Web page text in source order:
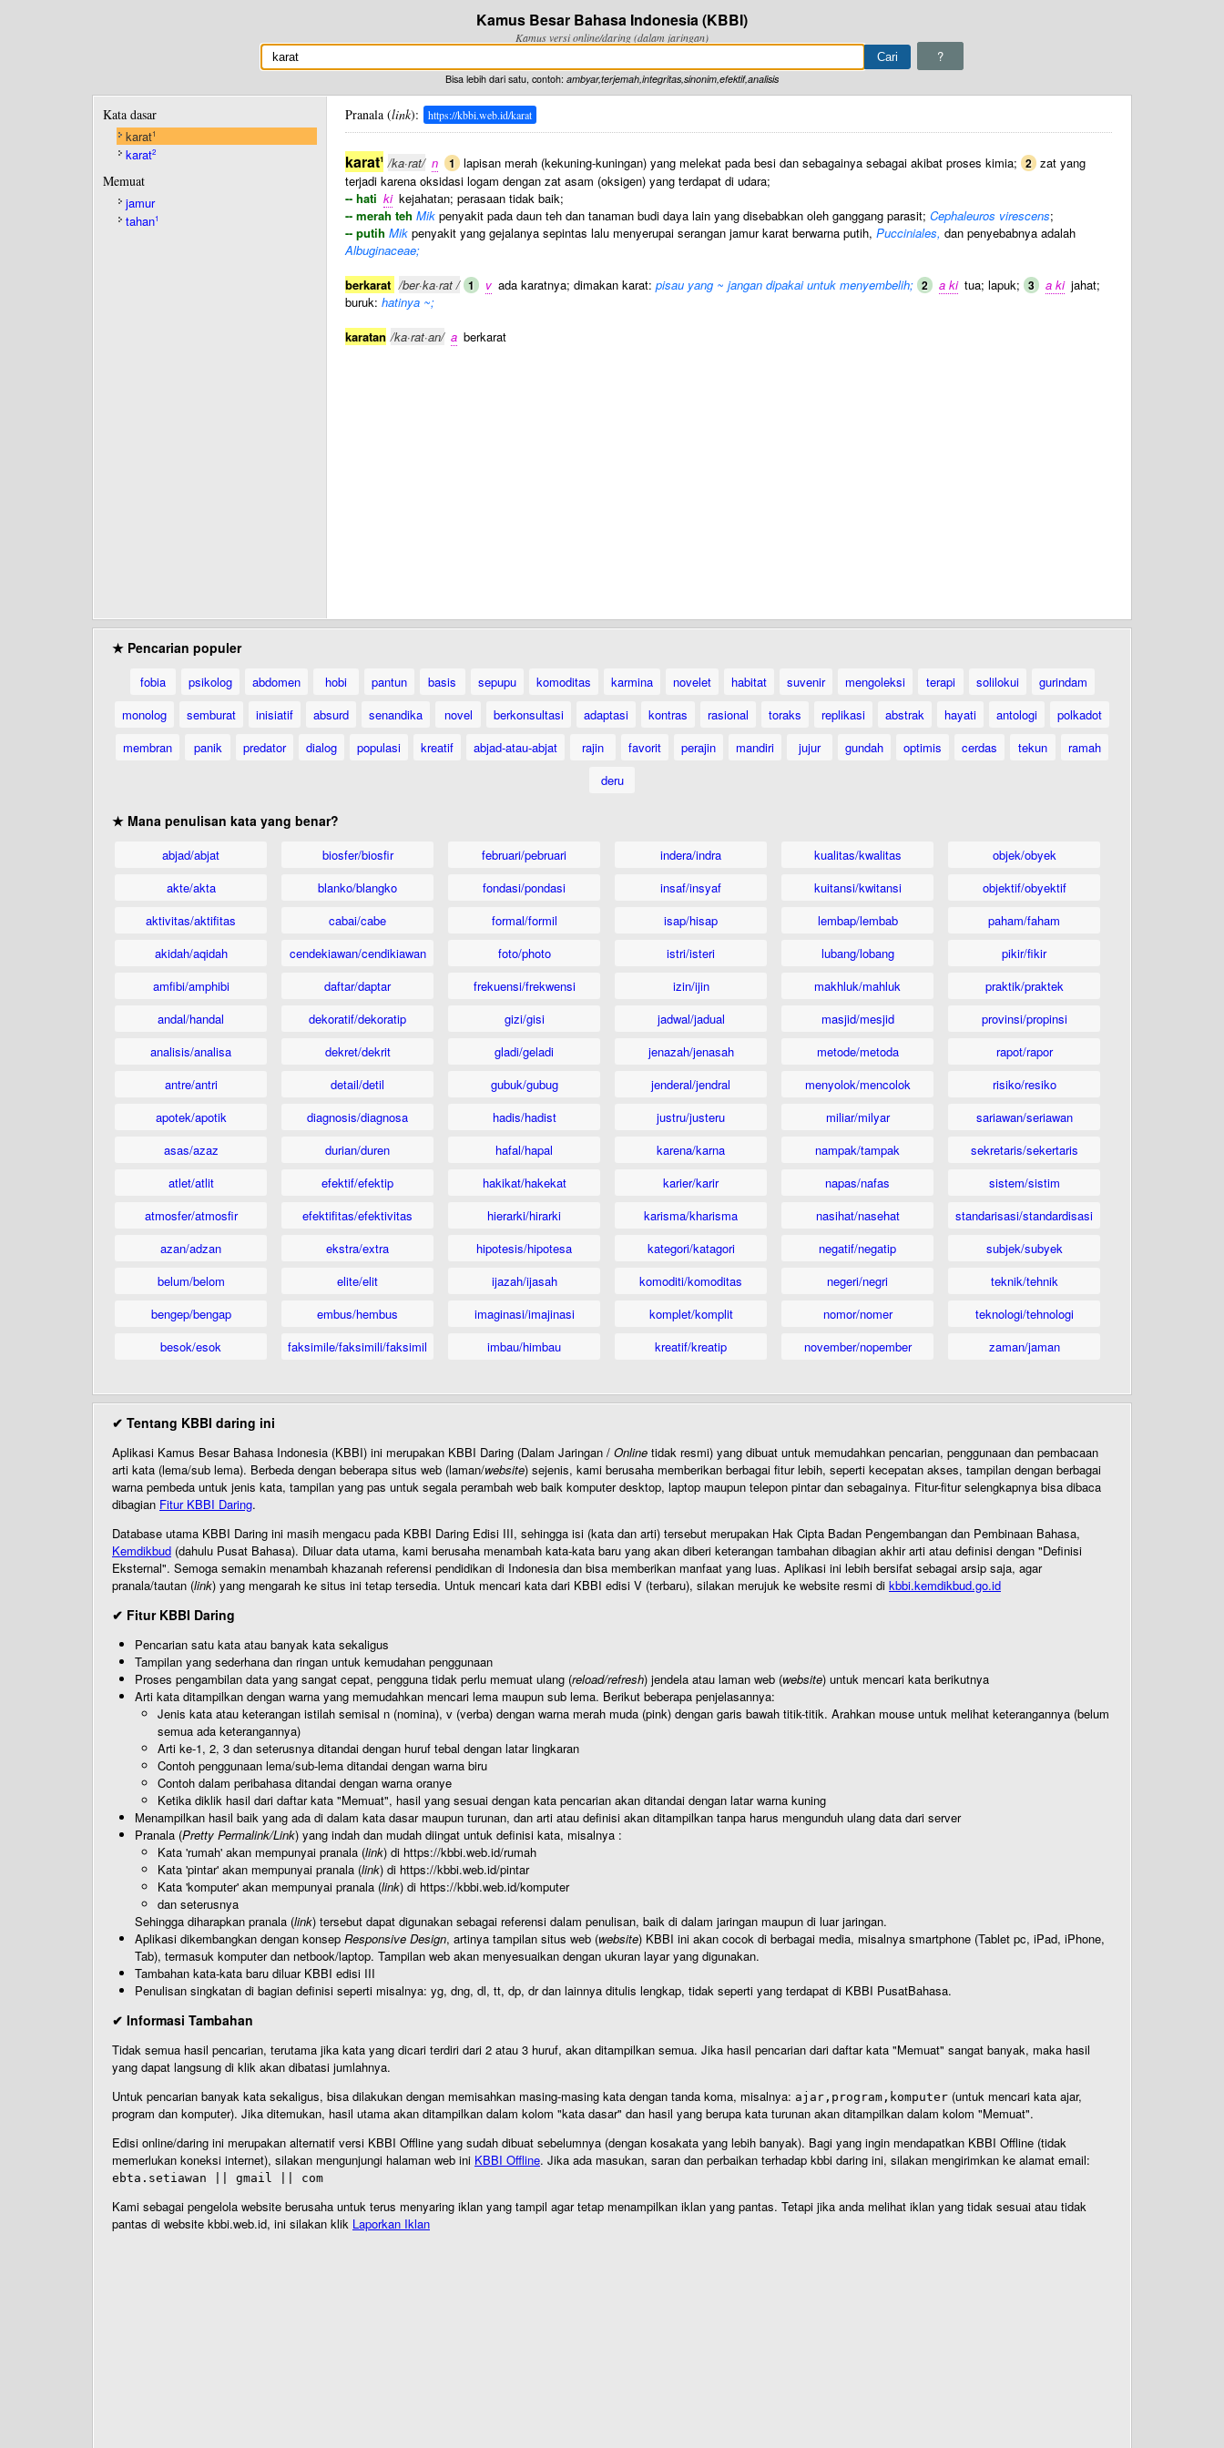
Kamus Besar Bahasa Indonesia (KBBI)
Kamus versi online/daring (dalam jaringan)
?
Bisa lebih dari satu, contoh: ambyar,terjemah,integritas,sinonim,efektif,analisis
Kata dasar
karat1
karat2
Memuat
jamur
tahan1
Pranala (link): https://kbbi.web.id/karat
karat1 /ka·rat/ n 1 lapisan merah (kekuning-kuningan) yang melekat pada besi dan sebagainya sebagai akibat proses kimia; 2 zat yang
terjadi karena oksidasi logam dengan zat asam (oksigen) yang terdapat di udara;
-- hati ki kejahatan; perasaan tidak baik;
-- merah teh Mik penyakit pada daun teh dan tanaman budi daya lain yang disebabkan oleh ganggang parasit; Cephaleuros virescens;
-- putih Mik penyakit yang gejalanya sepintas lalu menyerupai serangan jamur karat berwarna putih, Pucciniales, dan penyebabnya adalah
Albuginaceae;
berkarat /ber·ka·rat / 1 v ada karatnya; dimakan karat: pisau yang ~ jangan dipakai untuk menyembelih; 2 a ki tua; lapuk; 3 a ki jahat;
buruk: hatinya ~;
karatan /ka·rat·an/ a berkarat
★ Pencarian populer
fobia psikolog abdomen hobi pantun basis sepupu komoditas karmina novelet habitat suvenir mengoleksi terapi solilokui
gurindam
monolog
semburat inisiatif absurd senandika novel berkonsultasi adaptasi kontras rasional toraks replikasi abstrak hayati antologi
polkadot
membran
panik predator dialog populasi kreatif abjad-atau-abjat rajin favorit perajin mandiri jujur gundah optimis cerdas tekun
ramah
deru
★ Mana penulisan kata yang benar?
abjad/abjat
akte/akta
aktivitas/aktifitas
akidah/aqidah
amfibi/amphibi
andal/handal
analisis/analisa
antre/antri
apotek/apotik
asas/azaz
atlet/atlit
atmosfer/atmosfir
azan/adzan
belum/belom
bengep/bengap
besok/esok
biosfer/biosfir
blanko/blangko
cabai/cabe
cendekiawan/cendikiawan
daftar/daptar
dekoratif/dekoratip
dekret/dekrit
detail/detil
diagnosis/diagnosa
durian/duren
efektif/efektip
efektifitas/efektivitas
ekstra/extra
elite/elit
embus/hembus
faksimile/faksimili/faksimil
februari/pebruari
fondasi/pondasi
formal/formil
foto/photo
frekuensi/frekwensi
gizi/gisi
gladi/geladi
gubuk/gubug
hadis/hadist
hafal/hapal
hakikat/hakekat
hierarki/hirarki
hipotesis/hipotesa
ijazah/ijasah
imaginasi/imajinasi
imbau/himbau
indera/indra
insaf/insyaf
isap/hisap
istri/isteri
izin/ijin
jadwal/jadual
jenazah/jenasah
jenderal/jendral
justru/justeru
karena/karna
karier/karir
karisma/kharisma
kategori/katagori
komoditi/komoditas
komplet/komplit
kreatif/kreatip
kualitas/kwalitas
kuitansi/kwitansi
lembap/lembab
lubang/lobang
makhluk/mahluk
masjid/mesjid
metode/metoda
menyolok/mencolok
miliar/milyar
nampak/tampak
napas/nafas
nasihat/nasehat
negatif/negatip
negeri/negri
nomor/nomer
november/nopember
objek/obyek
objektif/obyektif
paham/faham
pikir/fikir
praktik/praktek
provinsi/propinsi
rapot/rapor
risiko/resiko
sariawan/seriawan
sekretaris/sekertaris
sistem/sistim
standarisasi/standardisasi
subjek/subyek
teknik/tehnik
teknologi/tehnologi
zaman/jaman
✔ Tentang KBBI daring ini
Aplikasi Kamus Besar Bahasa Indonesia (KBBI) ini merupakan KBBI Daring (Dalam Jaringan / Online tidak resmi) yang dibuat untuk memudahkan pencarian, penggunaan dan pembacaan
arti kata (lema/sub lema). Berbeda dengan beberapa situs web (laman/website) sejenis, kami berusaha memberikan berbagai fitur lebih, seperti kecepatan akses, tampilan dengan berbagai
warna pembeda untuk jenis kata, tampilan yang pas untuk segala perambah web baik komputer desktop, laptop maupun telepon pintar dan sebagainya. Fitur-fitur selengkapnya bisa dibaca
dibagian Fitur KBBI Daring.
Database utama KBBI Daring ini masih mengacu pada KBBI Daring Edisi III, sehingga isi (kata dan arti) tersebut merupakan Hak Cipta Badan Pengembangan dan Pembinaan Bahasa,
Kemdikbud (dahulu Pusat Bahasa). Diluar data utama, kami berusaha menambah kata-kata baru yang akan diberi keterangan tambahan dibagian akhir arti atau definisi dengan "Definisi
Eksternal". Semoga semakin menambah khazanah referensi pendidikan di Indonesia dan bisa memberikan manfaat yang luas. Aplikasi ini lebih bersifat sebagai arsip saja, agar
pranala/tautan (link) yang mengarah ke situs ini tetap tersedia. Untuk mencari kata dari KBBI edisi V (terbaru), silakan merujuk ke website resmi di kbbi.kemdikbud.go.id
✔ Fitur KBBI Daring
Pencarian satu kata atau banyak kata sekaligus
Tampilan yang sederhana dan ringan untuk kemudahan penggunaan
Proses pengambilan data yang sangat cepat, pengguna tidak perlu memuat ulang (reload/refresh) jendela atau laman web (website) untuk mencari kata berikutnya
Arti kata ditampilkan dengan warna yang memudahkan mencari lema maupun sub lema. Berikut beberapa penjelasannya:
Jenis kata atau keterangan istilah semisal n (nomina), v (verba) dengan warna merah muda (pink) dengan garis bawah titik-titik. Arahkan mouse untuk melihat keterangannya (belum
semua ada keterangannya)
Arti ke-1, 2, 3 dan seterusnya ditandai dengan huruf tebal dengan latar lingkaran
Contoh penggunaan lema/sub-lema ditandai dengan warna biru
Contoh dalam peribahasa ditandai dengan warna oranye
Ketika diklik hasil dari daftar kata "Memuat", hasil yang sesuai dengan kata pencarian akan ditandai dengan latar warna kuning
Menampilkan hasil baik yang ada di dalam kata dasar maupun turunan, dan arti atau definisi akan ditampilkan tanpa harus mengunduh ulang data dari server
Pranala (Pretty Permalink/Link) yang indah dan mudah diingat untuk definisi kata, misalnya :
Kata 'rumah' akan mempunyai pranala (link) di https://kbbi.web.id/rumah
Kata 'pintar' akan mempunyai pranala (link) di https://kbbi.web.id/pintar
Kata 'komputer' akan mempunyai pranala (link) di https://kbbi.web.id/komputer
dan seterusnya
Sehingga diharapkan pranala (link) tersebut dapat digunakan sebagai referensi dalam penulisan, baik di dalam jaringan maupun di luar jaringan.
Aplikasi dikembangkan dengan konsep Responsive Design, artinya tampilan situs web (website) KBBI ini akan cocok di berbagai media, misalnya smartphone (Tablet pc, iPad, iPhone,
Tab), termasuk komputer dan netbook/laptop. Tampilan web akan menyesuaikan dengan ukuran layar yang digunakan.
Tambahan kata-kata baru diluar KBBI edisi III
Penulisan singkatan di bagian definisi seperti misalnya: yg, dng, dl, tt, dp, dr dan lainnya ditulis lengkap, tidak seperti yang terdapat di KBBI PusatBahasa.
✔ Informasi Tambahan
Tidak semua hasil pencarian, terutama jika kata yang dicari terdiri dari 2 atau 3 huruf, akan ditampilkan semua. Jika hasil pencarian dari daftar kata "Memuat" sangat banyak, maka hasil
yang dapat langsung di klik akan dibatasi jumlahnya.
Untuk pencarian banyak kata sekaligus, bisa dilakukan dengan memisahkan masing-masing kata dengan tanda koma, misalnya: ajar,program,komputer (untuk mencari kata ajar,
program dan komputer). Jika ditemukan, hasil utama akan ditampilkan dalam kolom "kata dasar" dan hasil yang berupa kata turunan akan ditampilkan dalam kolom "Memuat".
Edisi online/daring ini merupakan alternatif versi KBBI Offline yang sudah dibuat sebelumnya (dengan kosakata yang lebih banyak). Bagi yang ingin mendapatkan KBBI Offline (tidak
memerlukan koneksi internet), silakan mengunjungi halaman web ini KBBI Offline. Jika ada masukan, saran dan perbaikan terhadap kbbi daring ini, silakan mengirimkan ke alamat email:
ebta.setiawan || gmail || com
Kami sebagai pengelola website berusaha untuk terus menyaring iklan yang tampil agar tetap menampilkan iklan yang pantas. Tetapi jika anda melihat iklan yang tidak sesuai atau tidak
pantas di website kbbi.web.id, ini silakan klik Laporkan Iklan